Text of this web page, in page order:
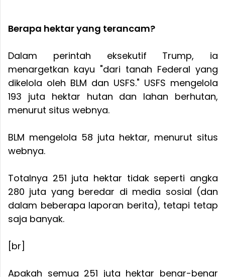
Berapa hektar yang terancam?
Dalam perintah eksekutif Trump, ia
menargetkan kayu "dari tanah Federal yang
dikelola oleh BLM dan USFS." USFS mengelola
193 juta hektar hutan dan lahan berhutan,
menurut situs webnya.
BLM mengelola 58 juta hektar, menurut situs
webnya.
Totalnya 251 juta hektar tidak seperti angka
280 juta yang beredar di media sosial (dan
dalam beberapa laporan berita), tetapi tetap
saja banyak.
[br]
Apakah semua 251 juta hektar benar-benar